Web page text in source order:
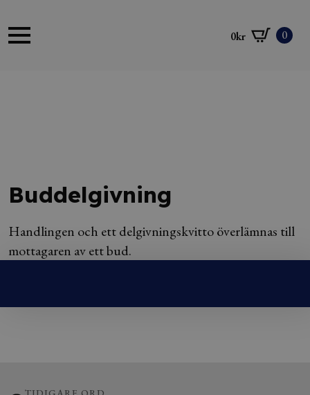
0kr 0
Buddelgivning
Handlingen och ett delgivningskvitto överlämnas till
mottagaren av ett bud.